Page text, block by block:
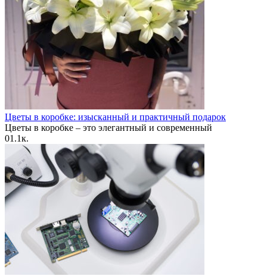
Цветы в коробке: изысканный и практичный подарок
Цветы в коробке – это элегантный и современный
01.1к.